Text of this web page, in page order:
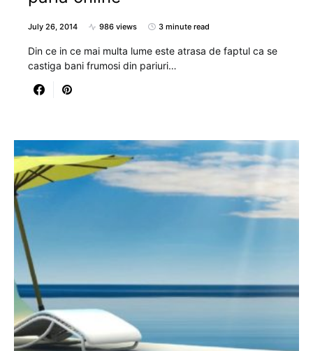
July 26, 2014 986 views 3 minute read
Din ce in ce mai multa lume este atrasa de faptul ca se
castiga bani frumosi din pariuri…